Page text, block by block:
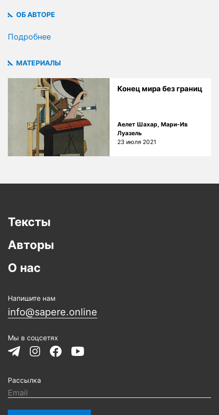
ОБ АВТОРЕ
Подробнее
МАТЕРИАЛЫ
Конец мира без границ
Аелет Шахар, Мари-Ив
Луазель
23 июля 2021
Тексты
Авторы
О нас
Напишите нам
info@sapere.online
Мы в соцсетях
Рассылка